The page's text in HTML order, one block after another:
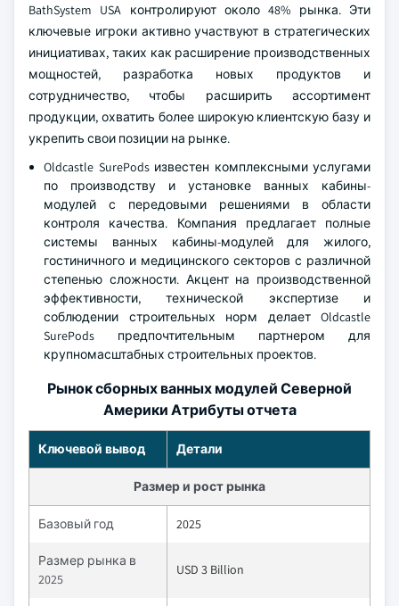
BathSystem USA контролируют около 48% рынка. Эти
ключевые игроки активно участвуют в стратегических
инициативах, таких как расширение производственных
мощностей, разработка новых продуктов и
сотрудничество, чтобы расширить ассортимент
продукции, охватить более широкую клиентскую базу и
укрепить свои позиции на рынке.
Oldcastle SurePods известен комплексными услугами
по производству и установке ванных кабины-
модулей с передовыми решениями в области
контроля качества. Компания предлагает полные
системы ванных кабины-модулей для жилого,
гостиничного и медицинского секторов с различной
степенью сложности. Акцент на производственной
эффективности, технической экспертизе и
соблюдении строительных норм делает Oldcastle
SurePods предпочтительным партнером для
крупномасштабных строительных проектов.
Рынок сборных ванных модулей Северной
Америки Атрибуты отчета
Ключевой вывод Детали
Размер и рост рынка
Базовый год 2025
Размер рынка в
2025
USD 3 Billion